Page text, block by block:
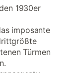
1930er
imposante
Türmen